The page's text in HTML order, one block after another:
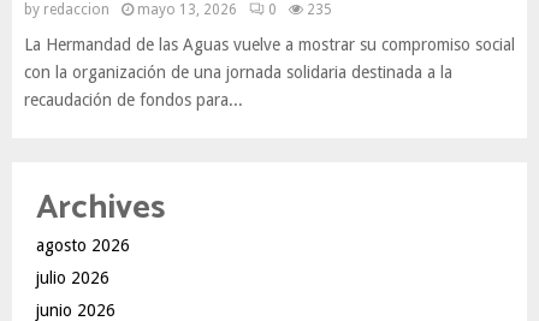
by redaccion mayo 13, 2026 0 235
La Hermandad de las Aguas vuelve a mostrar su compromiso social
con la organización de una jornada solidaria destinada a la
recaudación de fondos para...
Archives
agosto 2026
julio 2026
junio 2026